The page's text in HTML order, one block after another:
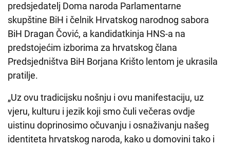
predsjedatelj Doma naroda Parlamentarne
skupštine BiH i čelnik Hrvatskog narodnog sabora
BiH Dragan Čović, a kandidatkinja HNS-a na
predstojećim izborima za hrvatskog člana
Predsjedništva BiH Borjana Krišto lentom je ukrasila
pratilje.
„Uz ovu tradicijsku nošnju i ovu manifestaciju, uz
vjeru, kulturu i jezik koji smo čuli večeras ovdje
uistinu doprinosimo očuvanju i osnaživanju našeg
identiteta hrvatskog naroda, kako u domovini tako i